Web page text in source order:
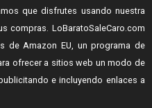
que disfrutes usando nuestra
compras. LoBaratoSaleCaro.com
de Amazon EU, un programa de
ofrecer a sitios web un modo de
e incluyendo enlaces a